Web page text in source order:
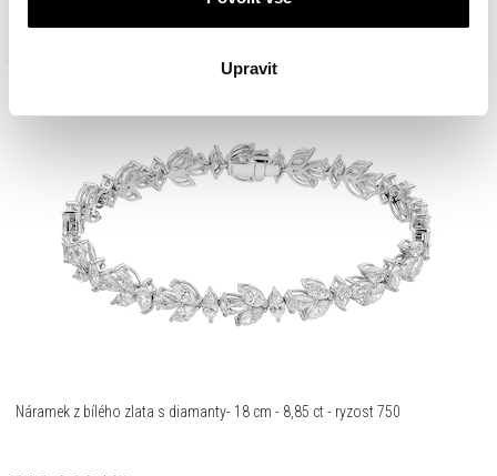
Upravit
Náramek z bílého zlata s diamanty- 18 cm - 8,85 ct - ryzost 750